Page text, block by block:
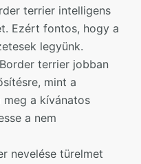
terrier intelligens
Ezért fontos, hogy a
legyünk.
terrier jobban
mint a
meg a kívánatos
a nem
nevelése türelmet